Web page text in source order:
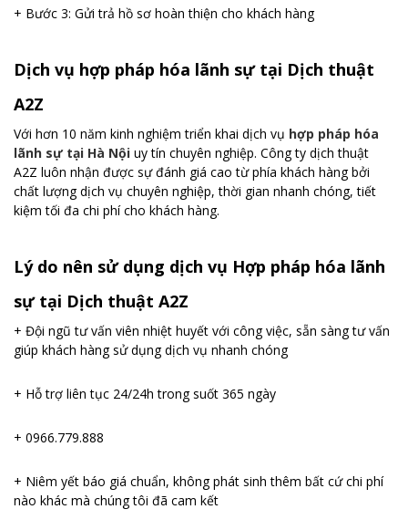
+ Bước 3: Gửi trả hồ sơ hoàn thiện cho khách hàng
Dịch vụ hợp pháp hóa lãnh sự tại Dịch thuật
A2Z
Với hơn 10 năm kinh nghiệm triển khai dịch vụ hợp pháp hóa
lãnh sự tại Hà Nội uy tín chuyên nghiệp. Công ty dịch thuật
A2Z luôn nhận được sự đánh giá cao từ phía khách hàng bởi
chất lượng dịch vụ chuyên nghiệp, thời gian nhanh chóng, tiết
kiệm tối đa chi phí cho khách hàng.
Lý do nên sử dụng dịch vụ Hợp pháp hóa lãnh
sự tại Dịch thuật A2Z
+ Đội ngũ tư vấn viên nhiệt huyết với công việc, sẵn sàng tư vấn
giúp khách hàng sử dụng dịch vụ nhanh chóng
+ Hỗ trợ liên tục 24/24h trong suốt 365 ngày
+ 0966.779.888
+ Niêm yết báo giá chuẩn, không phát sinh thêm bất cứ chi phí
nào khác mà chúng tôi đã cam kết